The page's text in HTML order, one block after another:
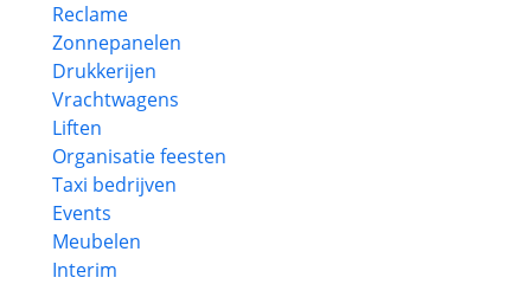
Reclame
Zonnepanelen
Drukkerijen
Vrachtwagens
Liften
Organisatie feesten
Taxi bedrijven
Events
Meubelen
Interim